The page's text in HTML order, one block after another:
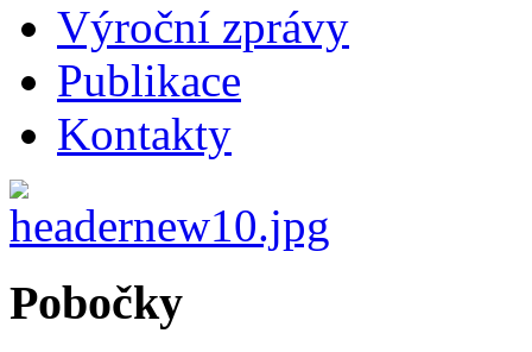
Výroční zprávy
Publikace
Kontakty
Pobočky